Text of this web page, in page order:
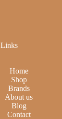
Links
Home
Shop
Brands
About us
Blog
Contact